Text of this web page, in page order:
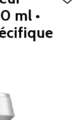
ml •